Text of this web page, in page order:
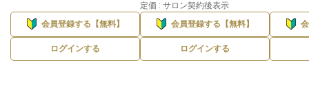
会員登録する【無料】
ログインする
定価 : サロン契約後表示
会員登録する【無料】
ログインする